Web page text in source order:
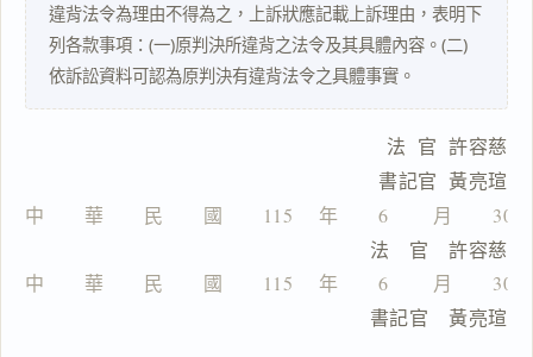
違背法令為理由不得為之，上訴狀應記載上訴理由，表明下
列各款事項：(一)原判決所違背之法令及其具體內容。(二)
依訴訟資料可認為原判決有違背法令之具體事實。
    法  官  許容慈
    書記官  黃亮瑄
中　　華　　民　　國　　115 　年　　6 　　月　　30
法　官　許容慈
中　　華　　民　　國　　115 　年　　6 　　月　　30
書記官　黃亮瑄
搜尋
主